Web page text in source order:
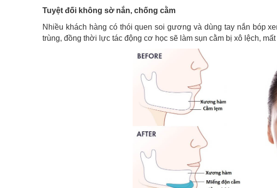
Tuyệt đối không sờ nắn, chống cằm
Nhiều khách hàng có thói quen soi gương và dùng tay nắn bóp
trùng, đồng thời lực tác động cơ học sẽ làm sụn cằm bị xô lệch,